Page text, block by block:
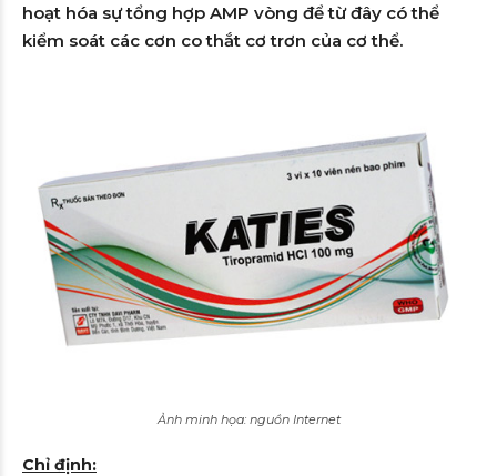
hoạt hóa sự tổng hợp AMP vòng để từ đây có thể
kiểm soát các cơn co thắt cơ trơn của cơ thể.
Ảnh minh họa: nguồn Internet
Chỉ định: